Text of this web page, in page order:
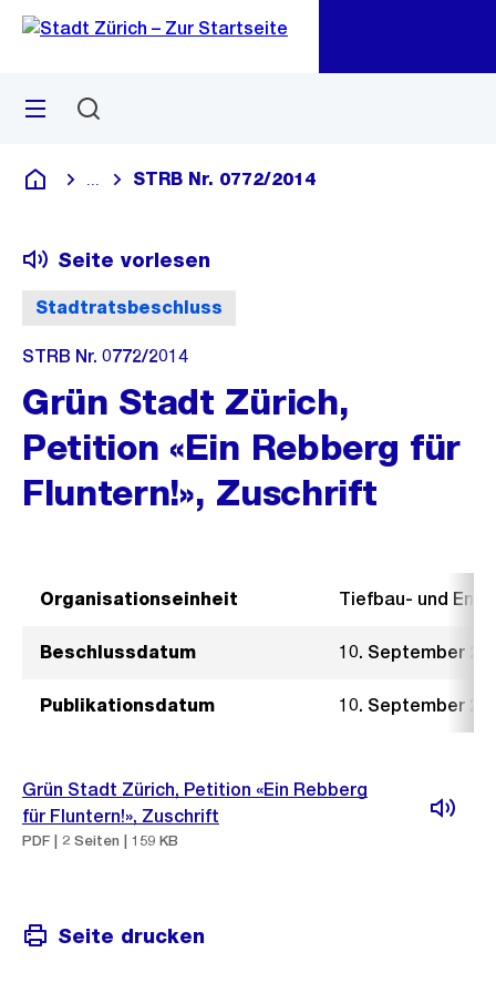
Navigation
Sprunglink
Menü
Deutsch
Blende alle Breadcrumbs ein
STRB Nr. 0772/2014
Stadtratsbeschluss
Seite vorlesen
STRB Nr. 0772/2014
Grün Stadt Zürich,
Petition «Ein Rebberg für
Fluntern!», Zuschrift
Organisationseinheit Tiefbau- und
Beschlussdatum 10. September
Publikationsdatum 10. September
Grün Stadt Zürich, Petition «Ein Rebberg
für Fluntern!», Zuschrift
PDF | 2 Seiten | 159 KB
Seite drucken